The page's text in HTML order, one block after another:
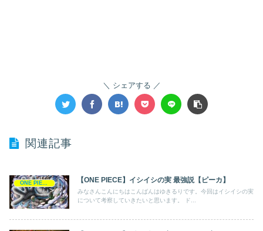
シェアする
関連記事
【ONE PIECE】イシイシの実 最強説【ピーカ】
みなさんこんにちはこんばんはゆきるりです。今回はイシイシの実
について考察していきたいと思います。 ド...